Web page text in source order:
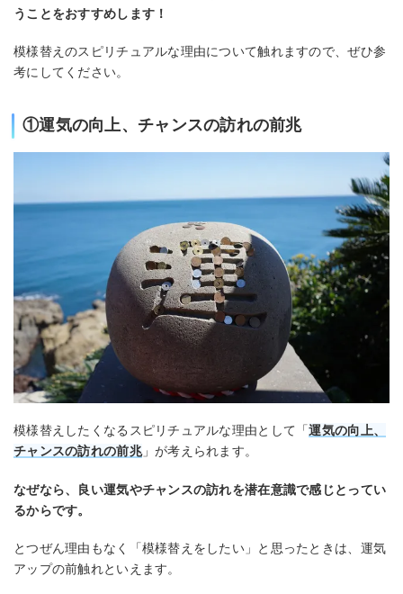
うことをおすすめします！
模様替えのスピリチュアルな理由について触れますので、ぜひ参
考にしてください。
①運気の向上、チャンスの訪れの前兆
模様替えしたくなるスピリチュアルな理由として「運気の向上、
チャンスの訪れの前兆」が考えられます。
なぜなら、良い運気やチャンスの訪れを潜在意識で感じとってい
るからです。
とつぜん理由もなく「模様替えをしたい」と思ったときは、運気
アップの前触れといえます。